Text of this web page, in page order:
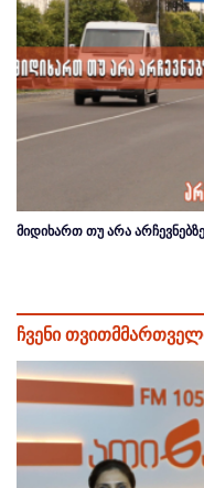
მიდიხართ თუ არა
ჩვენი